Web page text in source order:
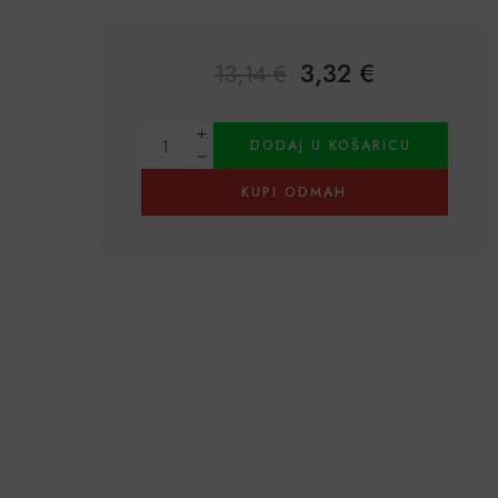
13,14€ 3,32 €
DODAJ U KOŠARICU
KUPI ODMAH
Alternative: